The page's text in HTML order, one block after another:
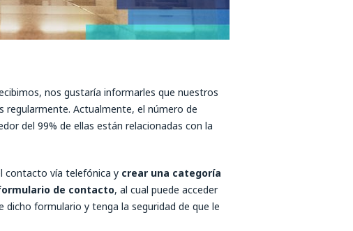
nos gustaría informarles que nuestros
regularmente. Actualmente, el número de
del 99% de ellas están relacionadas con la
contacto vía telefónica y crear una categoría
de contacto, al cual puede acceder
formulario y tenga la seguridad de que le